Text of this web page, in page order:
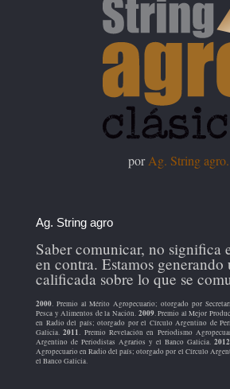
porAg. String agro.
Ag. String agro
Saber comunicar, no significa
en contra. Estamos generando
calificada sobre lo que se
2000. Premio al Mérito Agropecuario; otorgado por
Pesca y Alimentos de la Nación. 2009. Premio al Mejor
en Radio del país; otorgado por el Círculo Argentino de
Galicia.2011. Premio Revelación en Periodismo
Argentino de Periodistas Agrarios y el Banco Galicia. 2012
Agropecuario en Radio del país; otorgado por el Círculo
el Banco Galicia.